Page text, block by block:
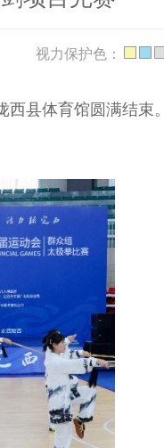
视力保护色：
西县体育馆圆满结束